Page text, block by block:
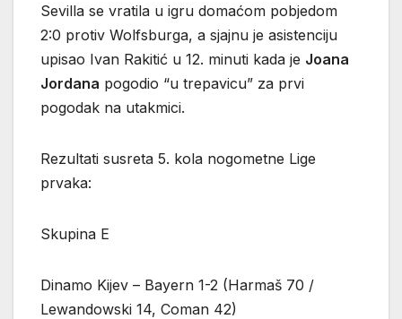
Sevilla se vratila u igru domaćom pobjedom
2:0 protiv Wolfsburga, a sjajnu je asistenciju
upisao Ivan Rakitić u 12. minuti kada je Joana
Jordana pogodio “u trepavicu” za prvi
pogodak na utakmici.
Rezultati susreta 5. kola nogometne Lige
prvaka:
Skupina E
Dinamo Kijev – Bayern 1-2 (Harmaš 70 /
Lewandowski 14, Coman 42)